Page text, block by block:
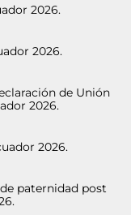
2026.
2026.
de Unión
2026.
2026.
paternidad post